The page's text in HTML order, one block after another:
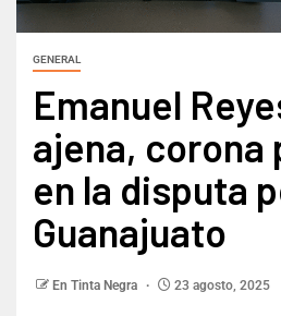
GENERAL
Emanuel
ajena, corona
en la disputa
Guanajuato
En Tinta Negra 23 agosto, 2025